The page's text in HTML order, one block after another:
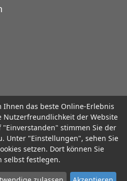
Ltd.
Ihnen das beste Online-Erlebnis
der Website
stimmen Sie der
Unter "Einstellungen", sehen Sie
setzen. Dort können Sie
selbst festlegen.